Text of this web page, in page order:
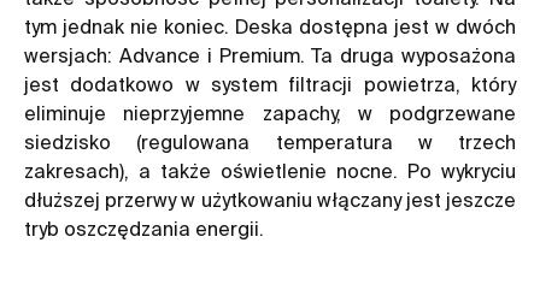
tym jednak nie koniec. Deska dostępna jest w dwóch
wersjach: Advance i Premium. Ta druga wyposażona
jest dodatkowo w system filtracji powietrza, który
eliminuje nieprzyjemne zapachy, w podgrzewane
siedzisko (regulowana temperatura w trzech
zakresach), a także oświetlenie nocne. Po wykryciu
dłuższej przerwy w użytkowaniu włączany jest jeszcze
tryb oszczędzania energii.